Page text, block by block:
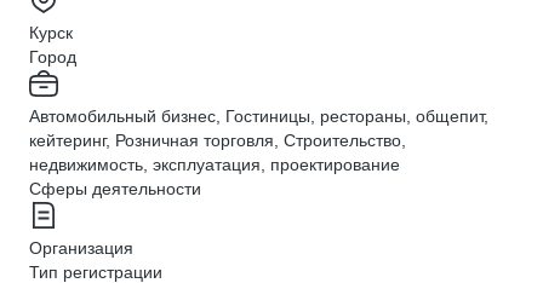
Курск
Город
Автомобильный бизнес, Гостиницы, рестораны, общепит,
кейтеринг, Розничная торговля, Строительство,
недвижимость, эксплуатация, проектирование
Сферы деятельности
Организация
Тип регистрации